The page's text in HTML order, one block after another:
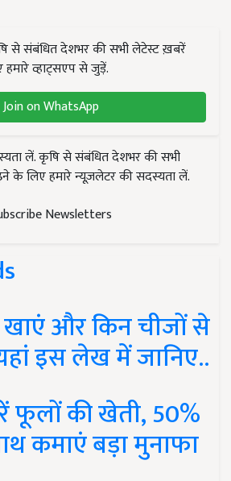
से संबंधित देशभर की सभी लेटेस्ट ख़बरें
व्हाट्सएप से जुड़ें.
Join on WhatsApp
लें. कृषि से संबंधित देशभर की सभी
के लिए हमारे न्यूज़लेटर की सदस्यता लें.
Newsletters
और किन चीजों से
इस लेख में जानिए..
फूलों की खेती, 50%
कमाएं बड़ा मुनाफा